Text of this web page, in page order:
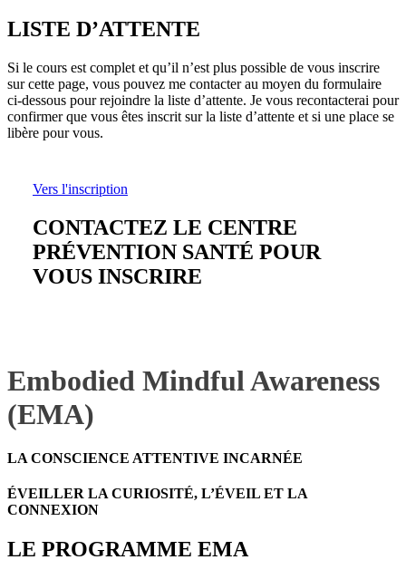
LISTE D’ATTENTE
Si le cours est complet et qu’il n’est plus possible de vous inscrire
sur cette page, vous pouvez me contacter au moyen du formulaire
ci-dessous pour rejoindre la liste d’attente. Je vous recontacterai pour
confirmer que vous êtes inscrit sur la liste d’attente et si une place se
libère pour vous.
Vers l'inscription
CONTACTEZ LE CENTRE
PRÉVENTION SANTÉ POUR
VOUS INSCRIRE
Embodied Mindful Awareness
(EMA)
LA CONSCIENCE ATTENTIVE INCARNÉE
ÉVEILLER LA CURIOSITÉ, L’ÉVEIL ET LA
CONNEXION
LE PROGRAMME EMA